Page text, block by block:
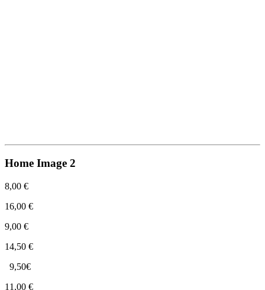
Home Image 2
8,00 €
16,00 €
9,00 €
14,50 €
9,50€
11,00 €